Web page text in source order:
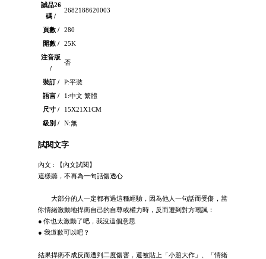
誠品26
碼 /
2682188620003
頁數 /
280
開數 /
25K
注音版
/
否
裝訂 /
P:平裝
語言 /
1:中文 繁體
尺寸 /
15X21X1CM
級別 /
N:無
試閱文字
內文 : 【內文試閱】
這樣聽，不再為一句話傷透心
大部分的人一定都有過這種經驗，因為他人一句話而受傷，當
你情緒激動地捍衛自己的自尊或權力時，反而遭到對方嘲諷：
● 你也太激動了吧，我沒這個意思
● 我道歉可以吧？
結果捍衛不成反而遭到二度傷害，還被貼上「小題大作」、「情緒